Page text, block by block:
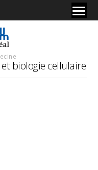
biologie cellulaire